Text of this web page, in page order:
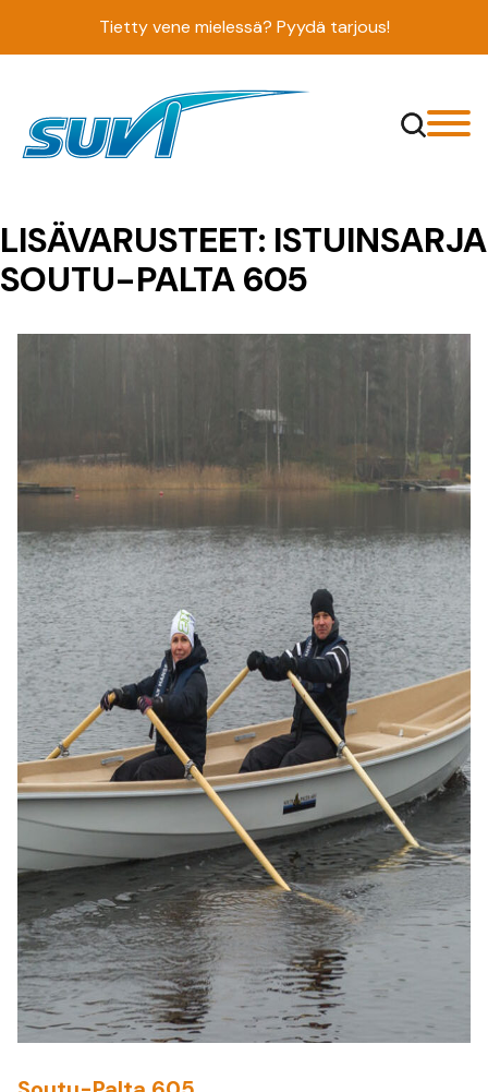
Tietty vene mielessä? Pyydä tarjous!
LISÄVARUSTEET: ISTUINSARJA
SOUTU-PALTA 605